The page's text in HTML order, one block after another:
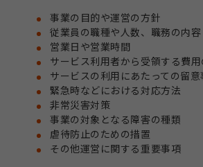
事業の目的や運営の方針
従業員の職種や人数、職務の内容
営業日や営業時間
サービス利用者から受領する費
サービスの利用にあたっての留意
緊急時などにおける対応方法
非常災害対策
事業の対象となる障害の種類
虐待防止のための措置
その他運営に関する重要事項